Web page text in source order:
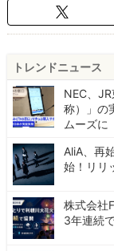
トレンドニュース
NEC、
称）」の
ムーズに
AliA、再
始！リリ
株式会社
3年連続